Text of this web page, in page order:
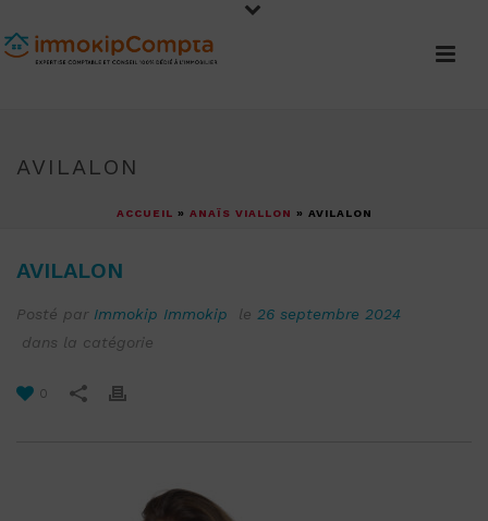
AVILALON
ACCUEIL » ANAÏS VIALLON » AVILALON
AVILALON
Posté par Immokip Immokip le 26 septembre 2024
dans la catégorie
0